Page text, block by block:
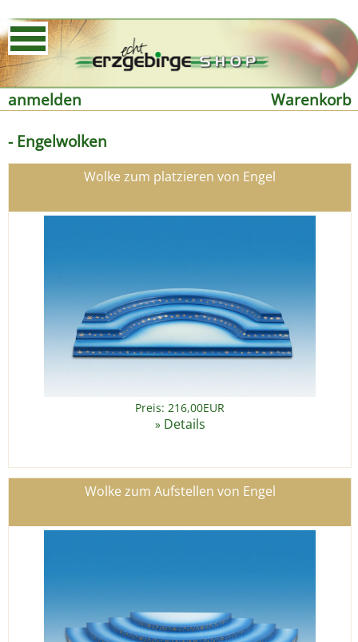
anmelden
Warenkorb
- Engelwolken
Wolke zum platzieren von Engel
Preis: 216,00EUR
» Details
Wolke zum Aufstellen von Engel